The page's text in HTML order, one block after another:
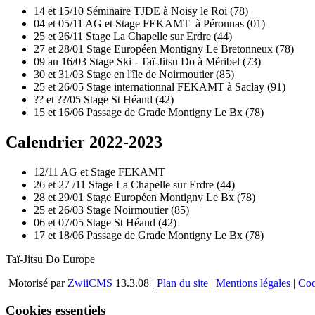
14 et 15/10 Séminaire TJDE à Noisy le Roi (78)
04 et 05/11 AG et Stage FEKAMT à Péronnas (01)
25 et 26/11 Stage La Chapelle sur Erdre (44)
27 et 28/01 Stage Européen Montigny Le Bretonneux (78)
09 au 16/03 Stage Ski - Taï-Jitsu Do à Méribel (73)
30 et 31/03 Stage en l'île de Noirmoutier (85)
25 et 26/05 Stage internationnal FEKAMT à Saclay (91)
?? et ??/05 Stage St Héand (42)
15 et 16/06 Passage de Grade Montigny Le Bx (78)
Calendrier 2022-2023
12/11 AG et Stage FEKAMT
26 et 27 /11 Stage La Chapelle sur Erdre (44)
28 et 29/01 Stage Européen Montigny Le Bx (78)
25 et 26/03 Stage Noirmoutier (85)
06 et 07/05 Stage St Héand (42)
17 et 18/06 Passage de Grade Montigny Le Bx (78)
Taï-Jitsu Do Europe
Motorisé par ZwiiCMS 13.3.08 | Plan du site | Mentions légales |
Cookies essentiels